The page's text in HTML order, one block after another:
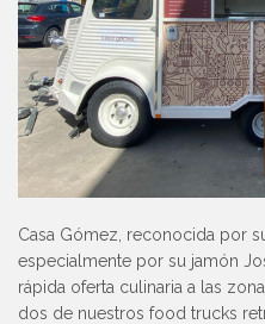
Casa Gómez, reconocida por
especialmente por su jamón
rápida oferta culinaria a las
dos de nuestros food trucks